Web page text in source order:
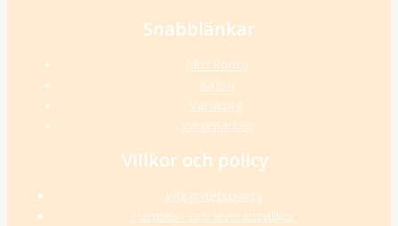
Snabblänkar
Mitt konto
Kassa
Varukorg
Varumärken
Villkor och policy
Integritetspolicy
Handels- och leveransvillkor